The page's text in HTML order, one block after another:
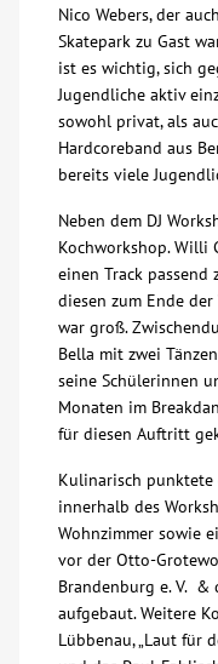
Karriere
Ausbildung
Glossar
Suche
Kontakt
AWO BB Süd
Nico Webers, der
Skatepark zu Gast
ist es wichtig, sich
Jugendliche aktiv
sowohl privat, als
Hardcoreband aus
bereits viele
Neben dem DJ
Kochworkshop. Willi
einen Track
diesen zum Ende
war groß.
Bella mit zwei
seine Schülerinnen
Monaten im
für diesen Auftritt
Kulinarisch punktete
innerhalb des
Wohnzimmer sowie
vor der Otto-
Brandenburg e. V. &
aufgebaut. Weitere
Lübbenau, „Laut für